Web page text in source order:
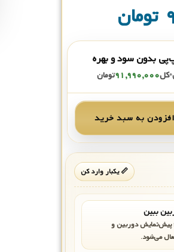
تومان
بدون سود و بهره
•کل۹۱,۹۹۰,۰۰۰تومان
افزودن به سبد خرید
📏 یکبار وارد کن
ببین
پیش‌نمایش دوربین و
می‌شود.